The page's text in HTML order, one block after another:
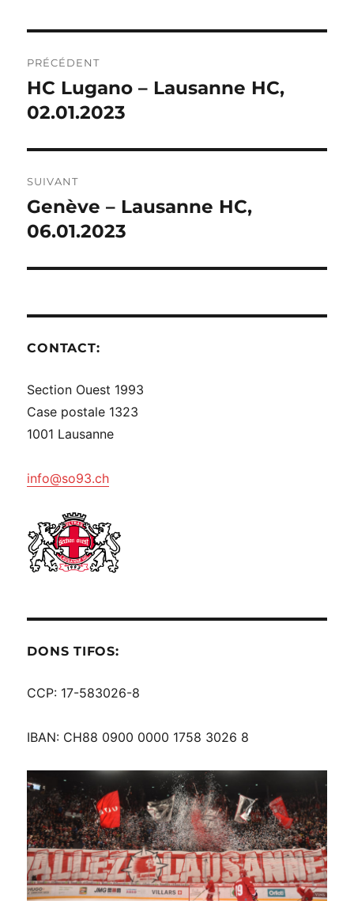
DE
L’ARTICLE
PRÉCÉDENT
Publication
précédente :
HC Lugano – Lausanne HC,
02.01.2023
SUIVANT
Publication
suivante :
Genève – Lausanne HC,
06.01.2023
CONTACT:
Section Ouest 1993
Case postale 1323
1001 Lausanne
info@so93.ch
DONS TIFOS:
CCP: 17-583026-8
IBAN: CH88 0900 0000 1758 3026 8